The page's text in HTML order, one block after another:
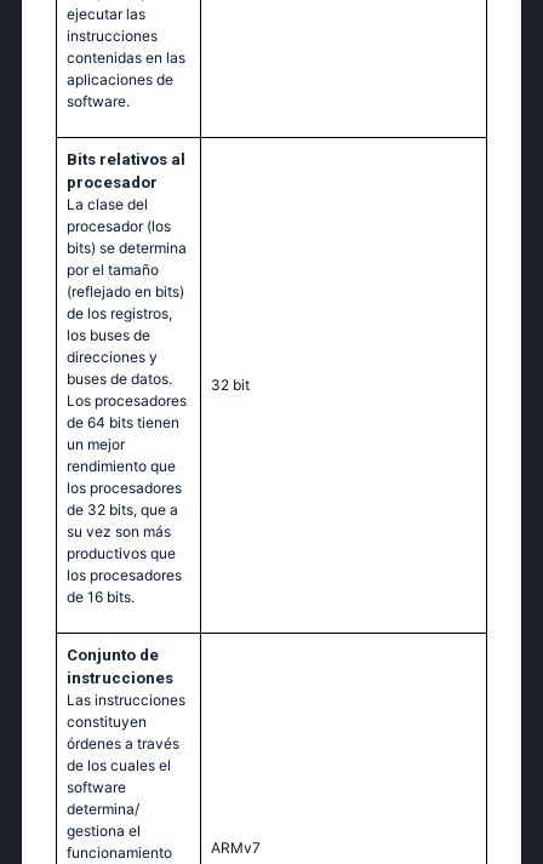
ejecutar las
instrucciones
contenidas en las
aplicaciones de
software.
Bits relativos al
procesador
La clase del
procesador (los
bits) se determina
por el tamaño
(reflejado en bits)
de los registros,
los buses de
direcciones y
buses de datos.
Los procesadores
de 64 bits tienen
un mejor
rendimiento que
los procesadores
de 32 bits, que a
su vez son más
productivos que
los procesadores
de 16 bits.
32 bit
Conjunto de
instrucciones
Las instrucciones
constituyen
órdenes a través
de los cuales el
software
determina/
gestiona el
funcionamiento
ARMv7